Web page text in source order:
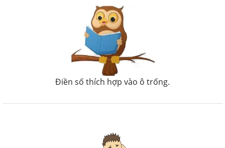
Điền số thích hợp vào ô trống.